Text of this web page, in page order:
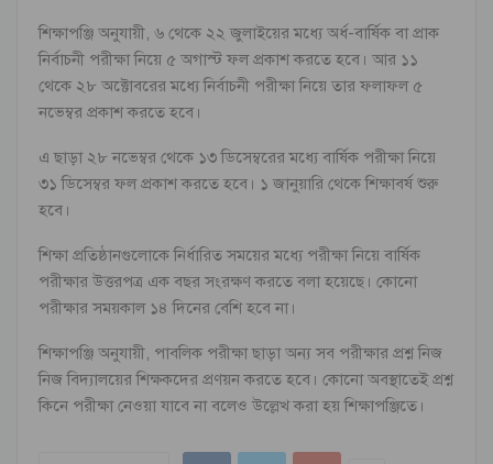
শিক্ষাপঞ্জি অনুযায়ী, ৬ থেকে ২২ জুলাইয়ের মধ্যে অর্ধ-বার্ষিক বা প্রাক
নির্বাচনী পরীক্ষা নিয়ে ৫ অগাস্ট ফল প্রকাশ করতে হবে। আর ১১
থেকে ২৮ অক্টোবরের মধ্যে নির্বাচনী পরীক্ষা নিয়ে তার ফলাফল ৫
নভেম্বর প্রকাশ করতে হবে।
এ ছাড়া ২৮ নভেম্বর থেকে ১৩ ডিসেম্বরের মধ্যে বার্ষিক পরীক্ষা নিয়ে
৩১ ডিসেম্বর ফল প্রকাশ করতে হবে। ১ জানুয়ারি থেকে শিক্ষাবর্ষ শুরু
হবে।
শিক্ষা প্রতিষ্ঠানগুলোকে নির্ধারিত সময়ের মধ্যে পরীক্ষা নিয়ে বার্ষিক
পরীক্ষার উত্তরপত্র এক বছর সংরক্ষণ করতে বলা হয়েছে। কোনো
পরীক্ষার সময়কাল ১৪ দিনের বেশি হবে না।
শিক্ষাপঞ্জি অনুযায়ী, পাবলিক পরীক্ষা ছাড়া অন্য সব পরীক্ষার প্রশ্ন নিজ
নিজ বিদ্যালয়ের শিক্ষকদের প্রণয়ন করতে হবে। কোনো অবস্থাতেই প্রশ্ন
কিনে পরীক্ষা নেওয়া যাবে না বলেও উল্লেখ করা হয় শিক্ষাপঞ্জিতে।